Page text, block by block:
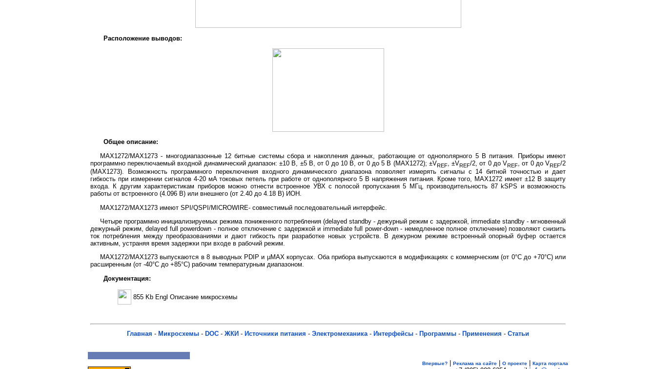
Расположение выводов:
Общее описание:
MAX1272/MAX1273 - многодиапазонные 12 битные системы сбора и накопления данных, работающие от однополярного 5 В питания. Приборы имеют
программно переключаемый входной динамический диапазон: ±10 В, ±5 В, от 0 до 10 В, от 0 до 5 В (MAX1272); ±VREF, ±VREF/2, от 0 до VREF , от 0 до VREF/2
(MAX1273). Возможность программного переключения входного динамического диапазона позволяет измерять сигналы с 14 битной точностью и дает
гибкость при измерении сигналов 4-20 мА токовых петель при работе от однополярного 5 В напряжения питания. Кроме того, MAX1272 имеет ±12 В защиту
входа. К другим характеристикам приборов можно отнести встроенное УВХ с полосой пропускания 5 МГц, производительность 87 kSPS и возможность
работы от встроенного (4.096 В) или внешнего (от 2.40 до 4.18 В) ИОН.
MAX1272/MAX1273 имеют SPI/QSPI/MICROWIRE- совместимый последовательный интерфейс.
Четыре программно инициализируемых режима пониженного потребления (delayed standby - дежурный режим с задержкой, immediate standby - мгновенный
дежурный режим, delayed full powerdown - полное отключение с задержкой и immediate full power-down - немедленное полное отключение) позволяют снизить
ток потребления между преобразованиями и дают гибкость при разработке новых устройств. В дежурном режиме встроенный опорный буфер остается
активным, устраняя время задержки при входе в рабочий режим.
MAX1272/MAX1273 выпускаются в 8 выводных PDIP и µMAX корпусах. Оба прибора выпускаются в модификациях с коммерческим (от 0°C до +70°C) или
расширенным (от -40°C до +85°C) рабочим температурным диапазоном.
Документация:
855 Kb Engl Описание микросхемы
Главная - Микросхемы - DOC - ЖКИ - Источники питания - Электромеханика- Интерфейсы - Программы - Применения - Статьи
Впервые? Реклама на сайте О проекте Карта портала